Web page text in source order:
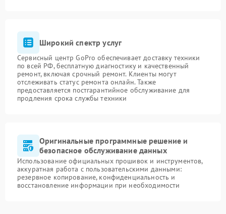
Широкий спектр услуг
Сервисный центр GoPro обеспечивает доставку техники
по всей РФ, бесплатную диагностику и качественный
ремонт, включая срочный ремонт. Клиенты могут
отслеживать статус ремонта онлайн. Также
предоставляется постгарантийное обслуживание для
продления срока службы техники
Оригинальные программные решение и
безопасное обслуживание данных
Использование официальных прошивок и инструментов,
аккуратная работа с пользовательскими данными:
резервное копирование, конфиденциальность и
восстановление информации при необходимости